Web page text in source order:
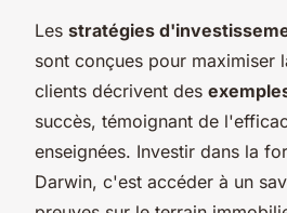
Les stratégies
sont conçues pour maximiser
clients décrivent des
succès, témoignant de
enseignées. Investir dans la
Darwin, c'est accéder à un